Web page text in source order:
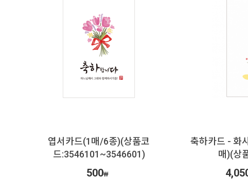
엽서카드(1매/6종)(상품코
드:3546101~3546601)
500₩
축하카드 - 화
매)(상